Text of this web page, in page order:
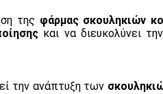
της φάρμας σκουληκιών
και να διευκολύνει την
την ανάπτυξη των